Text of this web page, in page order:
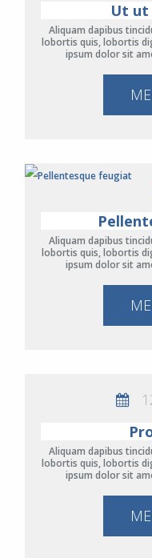
Ut ut
Aliquam dapibus
lobortis quis, lobortis
ipsum dolor sit
Aliquam dapibus
lobortis quis, lobortis
ipsum dolor sit
Aliquam dapibus
lobortis quis, lobortis
ipsum dolor sit